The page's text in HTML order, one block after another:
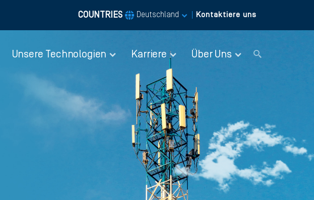
COUNTRIES Deutschland Kontaktiere uns
Unsere Technologien Karriere Über Uns